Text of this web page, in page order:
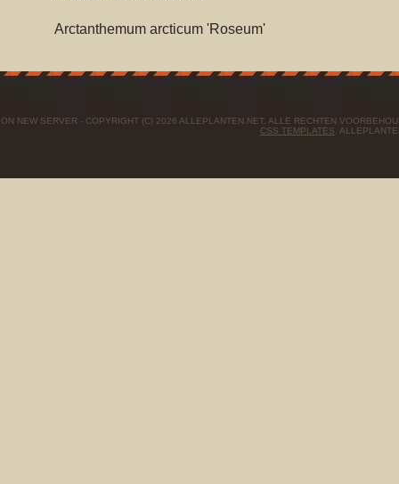
Arctanthemum arcticum 'Roseum'
ON NEW SERVER - COPYRIGHT (C) 2026 ALLEPLANTEN.NET. ALLE RECHTEN
CSS TEMPLATES .